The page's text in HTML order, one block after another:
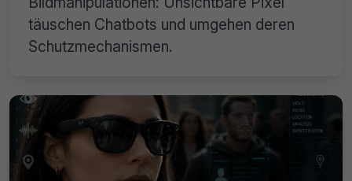
täuschen Chatbots und umgehen deren
Schutzmechanismen.